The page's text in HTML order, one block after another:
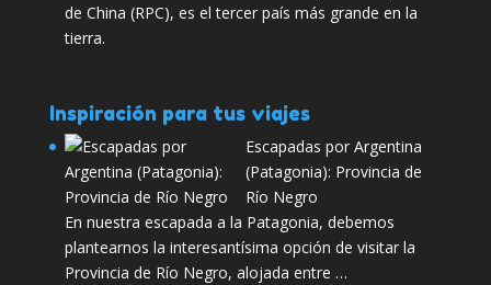
de China (RPC), es el tercer país más grande en la
tierra.
Inspiración para tus viajes
Escapadas por Argentina
(Patagonia): Provincia de
Río Negro
En nuestra escapada a la Patagonia, debemos
plantearnos la interesantísima opción de visitar la
Provincia de Río Negro, alojada entre …